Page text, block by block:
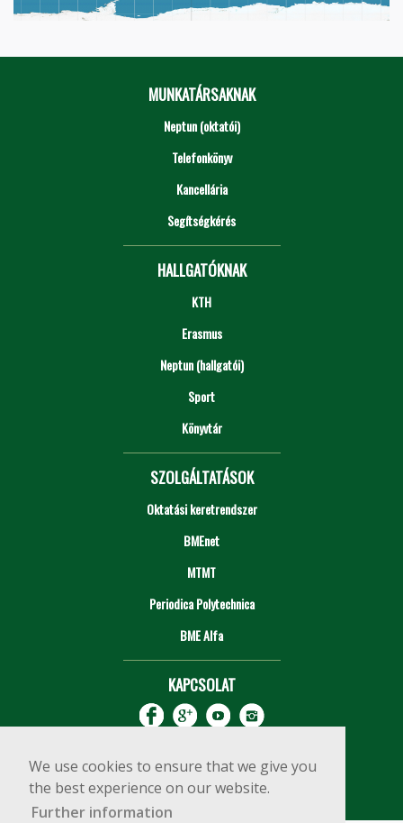
We use cookies to ensure that we give you
the best experience on our website.
Further information
MUNKATÁRSAKNAK
Neptun (oktatói)
Telefonkönyv
Kancellária
Segítségkérés
HALLGATÓKNAK
KTH
Erasmus
Neptun (hallgatói)
Sport
Könyvtár
SZOLGÁLTATÁSOK
Oktatási keretrendszer
BMEnet
MTMT
Periodica Polytechnica
BME Alfa
KAPCSOLAT